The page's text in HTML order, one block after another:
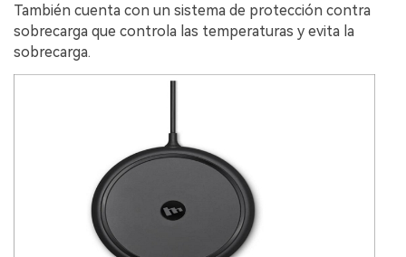
También cuenta con un sistema de protección contra
sobrecarga que controla las temperaturas y evita la
sobrecarga.